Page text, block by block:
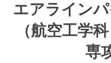
エアライン
（航空工学
専